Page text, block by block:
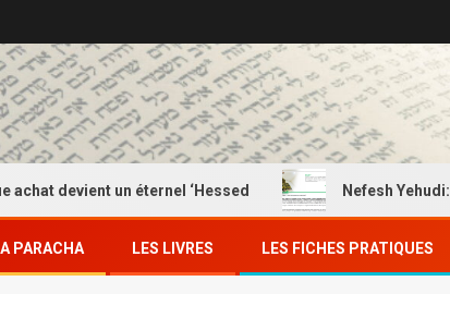
devient un éternel ‘Hessed Nefesh Yehudi: EKEV
PARACHA LES LIVRES LES FICHES PRATIQUES